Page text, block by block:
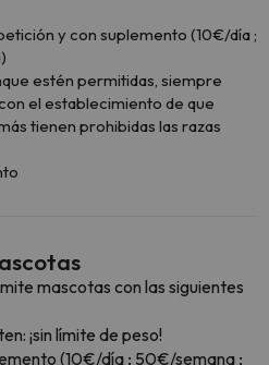
y con suplemento (10€/día ;
estén permitidas, siempre
el establecimiento de que
tienen prohibidas las razas
mascotas con las siguientes
¡sin límite de peso!
(10€/día ; 50€/semana ;